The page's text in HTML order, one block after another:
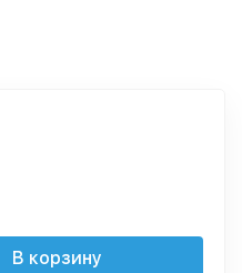
В корзину